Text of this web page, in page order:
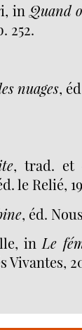
inQuand
252.
nuages,
, trad. et
le Relié,
, éd.
in Le